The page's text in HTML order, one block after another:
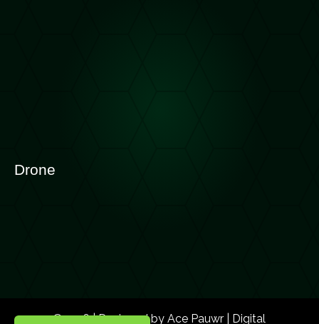
Drone
©2026 | Designed by Ace Pauwr | Digital